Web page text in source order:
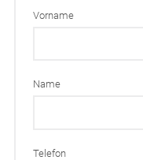
Vorname
Name
Telefon